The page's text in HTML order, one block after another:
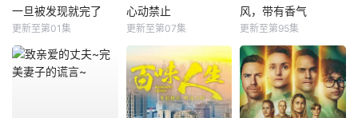
一旦被发现就完了
更新至第01集
心动禁止
更新至第07集
风，带有香气
更新至第95集